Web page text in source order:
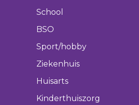
School
BSO
Sport/hobby
Ziekenhuis
Huisarts
Kinderthuiszorg